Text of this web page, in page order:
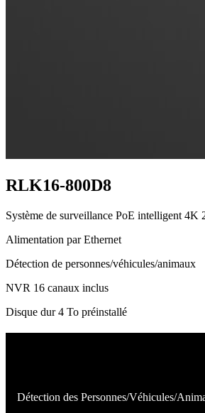
RLK16-800D8
Système de surveillance PoE intelligent 4K
Alimentation par Ethernet
Détection de personnes/véhicules/animaux
NVR 16 canaux inclus
Disque dur 4 To préinstallé
Détection des Personnes/Véhicules/